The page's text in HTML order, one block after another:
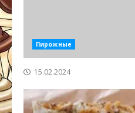
Пирожные
15.02.2024